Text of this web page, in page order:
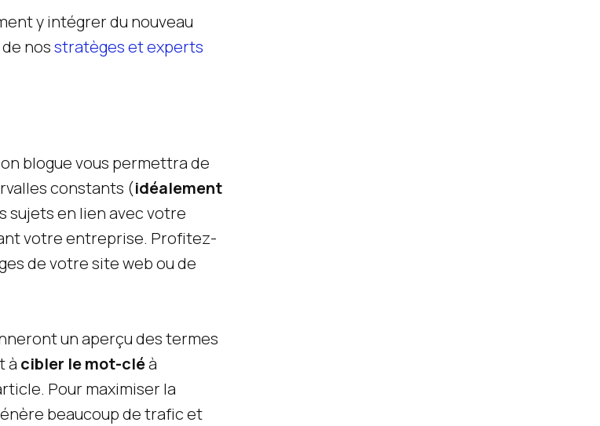
y intégrer du nouveau
nosstratèges et experts
blogue vous permettra de
constants (idéalement
sujets en lien avec votre
votre entreprise. Profitez-
de votre site web ou de
un aperçu des termes
à cibler le mot-cléà
Pour maximiser la
beaucoup de trafic et